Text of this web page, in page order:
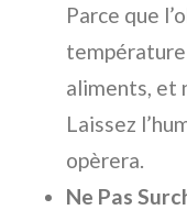
Parce que
température
aliments, et
Laissez
opèrera.
Ne Pas